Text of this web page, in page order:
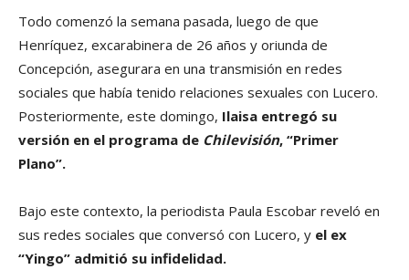
Todo comenzó la semana pasada, luego de que
Henríquez, excarabinera de 26 años y oriunda de
Concepción, asegurara en una transmisión en redes
sociales que había tenido relaciones sexuales con Lucero.
Posteriormente, este domingo, Ilaisa entregó su
versión en el programa de Chilevisión, “Primer
Plano”.
Bajo este contexto, la periodista Paula Escobar reveló en
sus redes sociales que conversó con Lucero, y el ex
“Yingo” admitió su infidelidad.